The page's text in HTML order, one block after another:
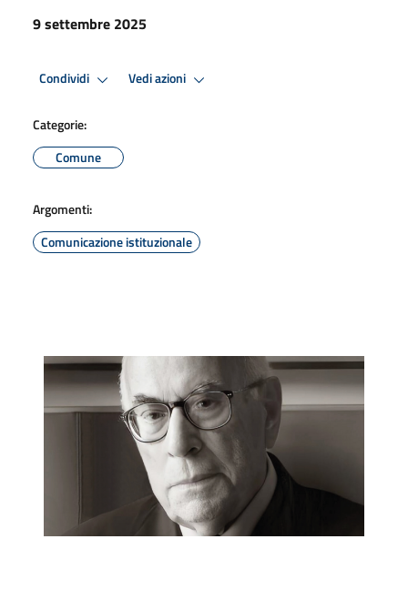
9 settembre 2025
Condividi Vedi azioni
Categorie:
Comune
Argomenti:
Comunicazione istituzionale